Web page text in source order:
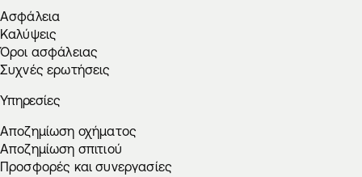
Ασφάλεια
Καλύψεις
Όροι ασφάλειας
Συχνές ερωτήσεις
Υπηρεσίες
Αποζημίωση οχήματος
Αποζημίωση σπιτιού
Προσφορές και συνεργασίες